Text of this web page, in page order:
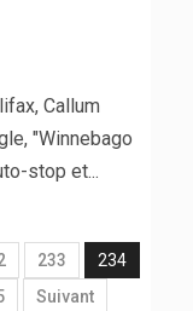
Callum
"Winnebago
stop et...
233
234
Suivant